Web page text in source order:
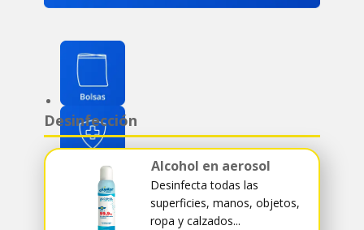
Contacto
Acceso
Desinfección
Alcohol en aerosol
Desinfecta todas las
superficies, manos, objetos,
ropa y calzados...